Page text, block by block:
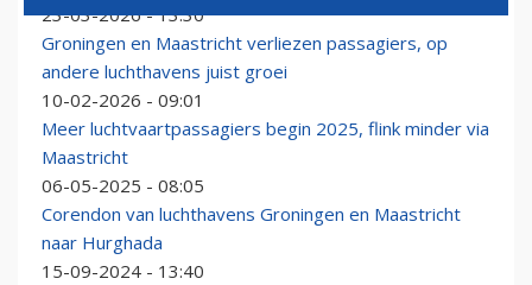
23-03-2026 - 13:30
Groningen en Maastricht verliezen passagiers, op
andere luchthavens juist groei
10-02-2026 - 09:01
Meer luchtvaartpassagiers begin 2025, flink minder via
Maastricht
06-05-2025 - 08:05
Corendon van luchthavens Groningen en Maastricht
naar Hurghada
15-09-2024 - 13:40